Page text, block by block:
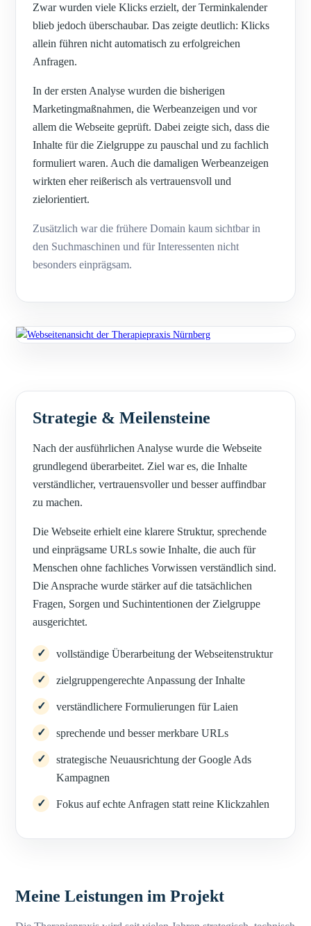
Zwar wurden viele Klicks erzielt, der Terminkalender
blieb jedoch überschaubar. Das zeigte deutlich: Klicks
allein führen nicht automatisch zu erfolgreichen
Anfragen.
In der ersten Analyse wurden die bisherigen
Marketingmaßnahmen, die Werbeanzeigen und vor
allem die Webseite geprüft. Dabei zeigte sich, dass die
Inhalte für die Zielgruppe zu pauschal und zu fachlich
formuliert waren. Auch die damaligen Werbeanzeigen
wirkten eher reißerisch als vertrauensvoll und
zielorientiert.
Zusätzlich war die frühere Domain kaum sichtbar in
den Suchmaschinen und für Interessenten nicht
besonders einprägsam.
Strategie & Meilensteine
Nach der ausführlichen Analyse wurde die Webseite
grundlegend überarbeitet. Ziel war es, die Inhalte
verständlicher, vertrauensvoller und besser auffindbar
zu machen.
Die Webseite erhielt eine klarere Struktur, sprechende
und einprägsame URLs sowie Inhalte, die auch für
Menschen ohne fachliches Vorwissen verständlich sind.
Die Ansprache wurde stärker auf die tatsächlichen
Fragen, Sorgen und Suchintentionen der Zielgruppe
ausgerichtet.
vollständige Überarbeitung der Webseitenstruktur
zielgruppengerechte Anpassung der Inhalte
verständlichere Formulierungen für Laien
sprechende und besser merkbare URLs
strategische Neuausrichtung der Google Ads
Kampagnen
Fokus auf echte Anfragen statt reine Klickzahlen
Meine Leistungen im Projekt